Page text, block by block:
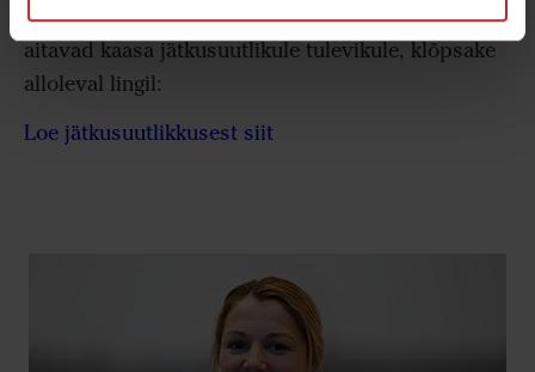
selle kohta, kuidas meie masinad ja meetodid
aitavad kaasa jätkusuutlikule tulevikule, klõpsake
alloleval lingil:
Loe jätkusuutlikkusest siit